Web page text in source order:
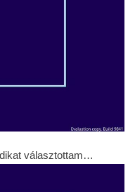
választottam…